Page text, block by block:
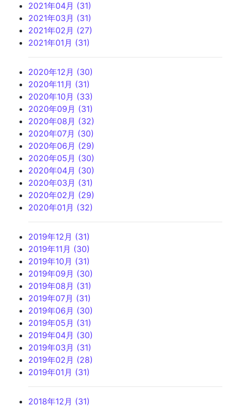
2021年04月 (31)
2021年03月 (31)
2021年02月 (27)
2021年01月 (31)
2020年12月 (30)
2020年11月 (31)
2020年10月 (33)
2020年09月 (31)
2020年08月 (32)
2020年07月 (30)
2020年06月 (29)
2020年05月 (30)
2020年04月 (30)
2020年03月 (31)
2020年02月 (29)
2020年01月 (32)
2019年12月 (31)
2019年11月 (30)
2019年10月 (31)
2019年09月 (30)
2019年08月 (31)
2019年07月 (31)
2019年06月 (30)
2019年05月 (31)
2019年04月 (30)
2019年03月 (31)
2019年02月 (28)
2019年01月 (31)
2018年12月 (31)